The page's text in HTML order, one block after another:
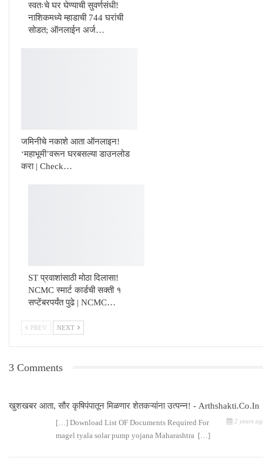
स्वतःचे घर घेण्याची सुवर्णसंधी!
नाशिकमध्ये म्हाडाची 744 घरांची
सोडत; ऑनलाईन अर्ज…
जमिनीचे नकाशे आता ऑनलाइन!
‘महाभूमी’वरून घरबसल्या डाउनलोड
करा | Check…
ST प्रवाशांसाठी मोठा दिलासा!
NCMC स्मार्ट कार्डची सक्ती १
सप्टेंबरपर्यंत पुढे | NCMC…
PREV NEXT
3 Comments
खुशखबर आता, सौर कृषिपंपातून मिळणार शेतकऱ्यांना उत्पन्न! - Arthshakti.co.in
2 years
[…] Download List OF Documents Required For
magel tyala solar pump yojana Maharashtra […]